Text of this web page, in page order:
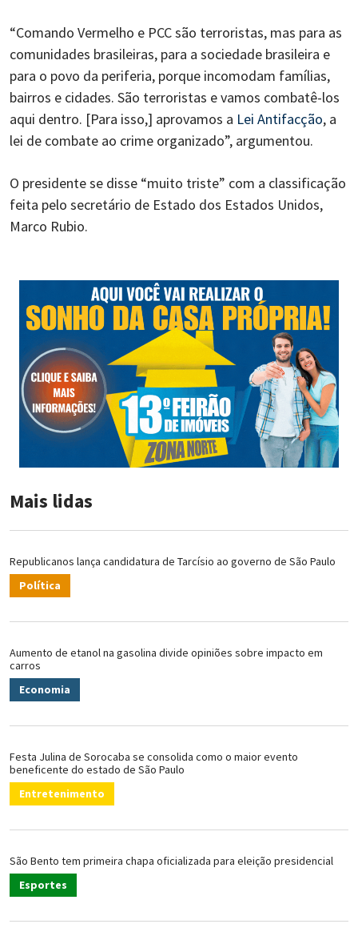
“Comando Vermelho e PCC são terroristas, mas para as
comunidades brasileiras, para a sociedade brasileira e
para o povo da periferia, porque incomodam famílias,
bairros e cidades. São terroristas e vamos combatê-los
aqui dentro. [Para isso,] aprovamos a Lei Antifacção, a
lei de combate ao crime organizado”, argumentou.
O presidente se disse “muito triste” com a classificação
feita pelo secretário de Estado dos Estados Unidos,
Marco Rubio.
Mais lidas
Republicanos lança candidatura de Tarcísio ao governo de São Paulo
Política
Aumento de etanol na gasolina divide opiniões sobre impacto em
carros
Economia
Festa Julina de Sorocaba se consolida como o maior evento
beneficente do estado de São Paulo
Entretenimento
São Bento tem primeira chapa oficializada para eleição presidencial
Esportes